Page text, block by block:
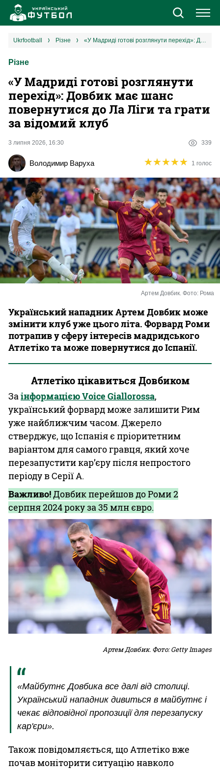
Новини
Єврокубки
УПЛ
Різне
Букмекери
Казино
ukrfootball різне «У Мадриді готові розглянути перехід‎»: Довбик має шанс повернутися до Ла Ліги та грати за відомий клуб
Різне
«У Мадриді готові розглянути
перехід‎»: Довбик має шанс
повернутися до Ла Ліги та грати
за відомий клуб
3 липня 2026, 16:30 339
Володимир Варуха ★★★★★
★★★★★ 1 голос
Артем Довбик. Фото: Рома
Український нападник Артем Довбик може
змінити клуб уже цього літа. Форвард Роми
потрапив у сферу інтересів мадридського
Атлетіко та може повернутися до Іспанії.
Атлетіко цікавиться Довбиком
Заінформацією Voice Giallorossa,
український форвард може залишити Рим
уже найближчим часом. Джерело
стверджує, що Іспанія є пріоритетним
варіантом для самого гравця, який хоче
перезапустити кар’єру після непростого
періоду в Серії А.
Важливо!Довбик перейшов до Роми 2
серпня 2024 року за 35 млн євро.
Артем Довбик. Фото: Getty Images
«Майбутнє Довбика все далі від столиці.
Український нападник дивиться в майбутнє і
чекає відповідної пропозиції для перезапуску
кар'єри».
Також повідомляється, що Атлетіко вже
почав моніторити ситуацію навколо